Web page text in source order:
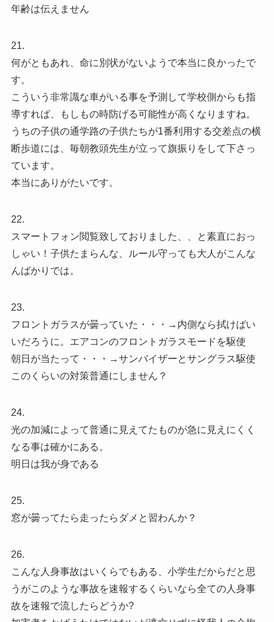
年齢は伝えません
21.
何がともあれ、命に別状がないようで本当に良かったで
す。
こういう非常識な車がいる事を予測して学校側からも指
導すれば、もしもの時防げる可能性が高くなりますね。
うちの子供の通学路の子供たちが1番利用する交差点の横
断歩道には、毎朝教頭先生が立って旗振りをして下さっ
ています。
本当にありがたいです。
22.
スマートフォン閲覧致しておりました、、と素直におっ
しゃい！子供たまらんな、ルール守っても大人がこんな
んばかりでは。
23.
フロントガラスが曇っていた・・・→内側なら拭けばい
いだろうに。エアコンのフロントガラスモードを駆使
朝日が当たって・・・→サンバイザーとサングラス駆使
このくらいの対策普通にしません？
24.
光の加減によって普通に見えてたものが急に見えにくく
なる事は確かにある。
明日は我が身である
25.
窓が曇ってたら走ったらダメと習わんか？
26.
こんな人身事故はいくらでもある、小学生だからだと思
うがこのような事故を速報するくらいなら全ての人身事
故を速報で流したらどうか?